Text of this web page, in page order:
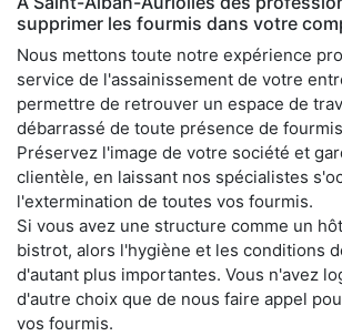
supprimer les fourmis dans votre
Nous mettons toute notre expérience
service de l'assainissement de votre
permettre de retrouver un espace de
débarrassé de toute présence de
Préservez l'image de votre société et
clientèle, en laissant nos spécialistes
l'extermination de toutes vos fourmis.
Si vous avez une structure comme un
bistrot, alors l'hygiène et les conditions
d'autant plus importantes. Vous n'avez
d'autre choix que de nous faire appel
vos fourmis.